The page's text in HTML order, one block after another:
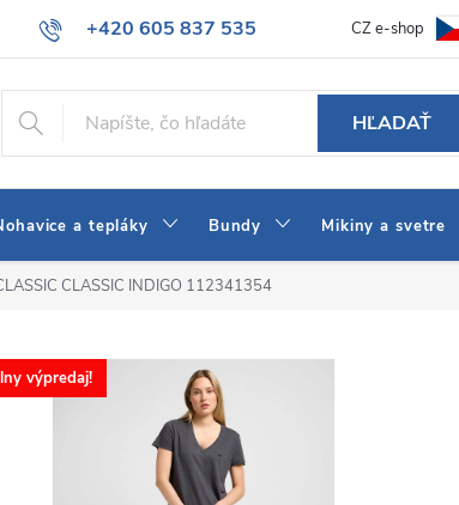
+420 605 837 535
info@jeans-shop.sk
Všeobecné obchodné podmienky Ako vybrať džínsy
CZ e-shop
HĽADAŤ
a tepláky Bundy Mikiny a svetre
CLASSIC INDIGO 112341354
výpredaj!